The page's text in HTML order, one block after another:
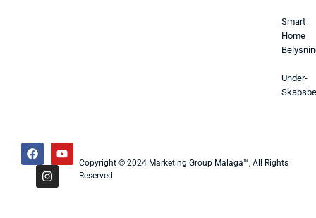
Smart
Home
Under-
Copyright © 2024 Marketing Group Malaga™, All Rights
Reserved